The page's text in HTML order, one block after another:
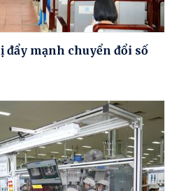
mạnh chuyển đổi số